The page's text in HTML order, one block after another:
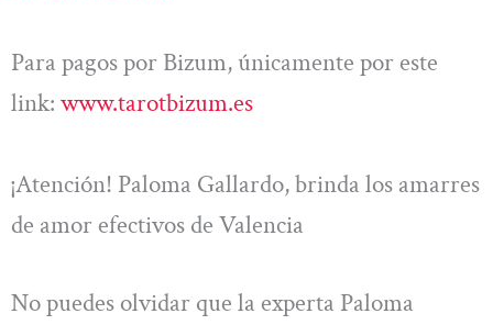
Para pagos por Bizum, únicamente por este
link: www.tarotbizum.es
¡Atención! Paloma Gallardo, brinda los amarres
de amor efectivos de Valencia
No puedes olvidar que la experta Paloma